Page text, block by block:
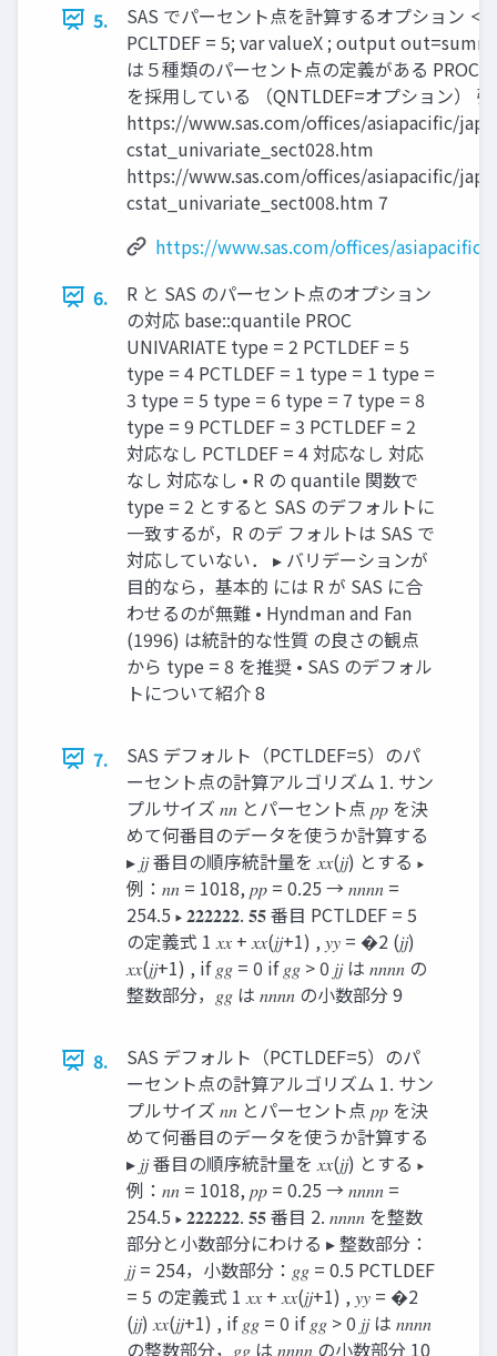
5.
SAS でパーセント点を計算するオプション
PCLTDEF = 5; var valueX ; output
は５種類のパーセント点の定義がある PROC
を採用している （QNTLDEF=オプション）
https://www.sas.com/offices/asiapacific/
cstat_univariate_sect028.htm
https://www.sas.com/offices/asiapacific/
cstat_univariate_sect008.htm 7
https://www.sas.com/offices/
6.
R と SAS のパーセント点のオプション
の対応 base::quantile PROC
UNIVARIATE type = 2 PCTLDEF = 5
type = 4 PCTLDEF = 1 type = 1 type =
3 type = 5 type = 6 type = 7 type = 8
type = 9 PCTLDEF = 3 PCTLDEF = 2
対応なし PCTLDEF = 4 対応なし 対応
なし 対応なし • R の quantile 関数で
type = 2 とすると SAS のデフォルトに
一致するが，R のデ フォルトは SAS で
対応していない． ▸ バリデーションが
目的なら，基本的 には R が SAS に合
わせるのが無難 • Hyndman and Fan
(1996) は統計的な性質 の良さの観点
から type = 8 を推奨 • SAS のデフォル
トについて紹介 8
7.
SAS デフォルト（PCTLDEF=5）のパ
ーセント点の計算アルゴリズム 1. サン
プルサイズ 𝑛𝑛 とパーセント点 𝑝𝑝 を決
めて何番目のデータを使うか計算する
▸ 𝑗𝑗 番目の順序統計量を 𝑥𝑥(𝑗𝑗) とする ▸
例：𝑛𝑛 = 1018, 𝑝𝑝 = 0.25 → 𝑛𝑛𝑛𝑛 =
254.5 ▸ 𝟐𝟐𝟐𝟐𝟐𝟐. 𝟓𝟓 番目 PCTLDEF = 5
の定義式 1 𝑥𝑥 + 𝑥𝑥(𝑗𝑗+1) , 𝑦𝑦 = �2 (𝑗𝑗)
𝑥𝑥(𝑗𝑗+1) , if 𝑔𝑔 = 0 if 𝑔𝑔 > 0 𝑗𝑗 は 𝑛𝑛𝑛𝑛 の
整数部分，𝑔𝑔 は 𝑛𝑛𝑛𝑛 の小数部分 9
8.
SAS デフォルト（PCTLDEF=5）のパ
ーセント点の計算アルゴリズム 1. サン
プルサイズ 𝑛𝑛 とパーセント点 𝑝𝑝 を決
めて何番目のデータを使うか計算する
▸ 𝑗𝑗 番目の順序統計量を 𝑥𝑥(𝑗𝑗) とする ▸
例：𝑛𝑛 = 1018, 𝑝𝑝 = 0.25 → 𝑛𝑛𝑛𝑛 =
254.5 ▸ 𝟐𝟐𝟐𝟐𝟐𝟐. 𝟓𝟓 番目 2. 𝑛𝑛𝑛𝑛 を整数
部分と小数部分にわける ▸ 整数部分：
𝑗𝑗 = 254，小数部分：𝑔𝑔 = 0.5 PCTLDEF
= 5 の定義式 1 𝑥𝑥 + 𝑥𝑥(𝑗𝑗+1) , 𝑦𝑦 = �2
(𝑗𝑗) 𝑥𝑥(𝑗𝑗+1) , if 𝑔𝑔 = 0 if 𝑔𝑔 > 0 𝑗𝑗 は 𝑛𝑛𝑛𝑛
の整数部分，𝑔𝑔 は 𝑛𝑛𝑛𝑛 の小数部分 10